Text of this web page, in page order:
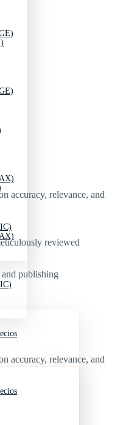
accuracy, relevance, and
reviewed
publishing
accuracy, relevance, and